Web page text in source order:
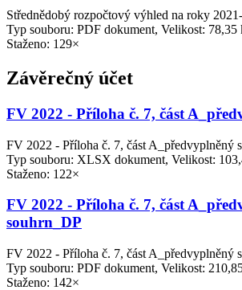
Střednědobý rozpočtový výhled na roky
Typ souboru: PDF dokument, Velikost: 78,35
Staženo: 129×
Závěrečný účet
FV 2022 - Příloha č. 7, část
FV 2022 - Příloha č. 7, část A_předvyplněný
Typ souboru: XLSX dokument, Velikost:
Staženo: 122×
FV 2022 - Příloha č. 7, část
souhrn_DP
FV 2022 - Příloha č. 7, část A_předvyplněný
Typ souboru: PDF dokument, Velikost:
Staženo: 142×